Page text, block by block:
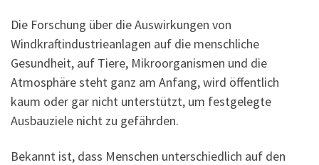
Die Forschung über die Auswirkungen von
Windkraftindustrieanlagen auf die menschliche
Gesundheit, auf Tiere, Mikroorganismen und die
Atmosphäre steht ganz am Anfang, wird öffentlich
kaum oder gar nicht unterstützt, um festgelegte
Ausbauziele nicht zu gefährden.
Bekannt ist, dass Menschen unterschiedlich auf den